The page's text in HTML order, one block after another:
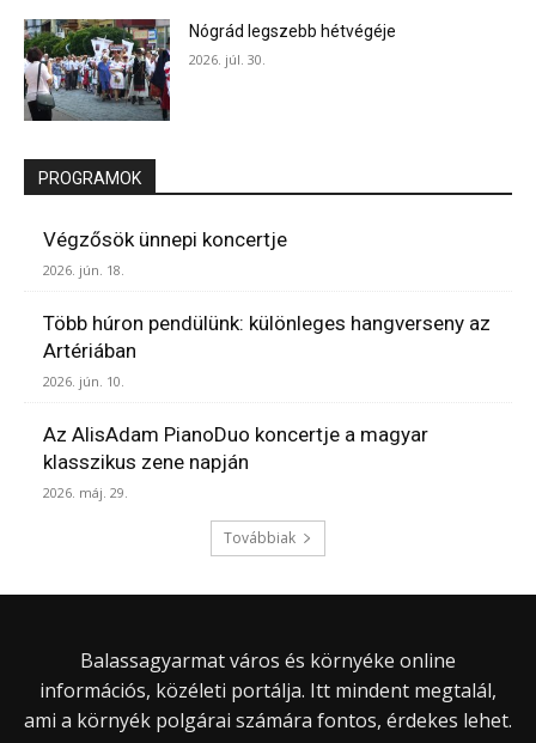
Nógrád legszebb hétvégéje
2026. júl. 30.
PROGRAMOK
Végzősök ünnepi koncertje
2026. jún. 18.
Több húron pendülünk: különleges hangverseny az
Artériában
2026. jún. 10.
Az AlisAdam PianoDuo koncertje a magyar
klasszikus zene napján
2026. máj. 29.
Továbbiak
Balassagyarmat város és környéke online
információs, közéleti portálja. Itt mindent megtalál,
ami a környék polgárai számára fontos, érdekes lehet.